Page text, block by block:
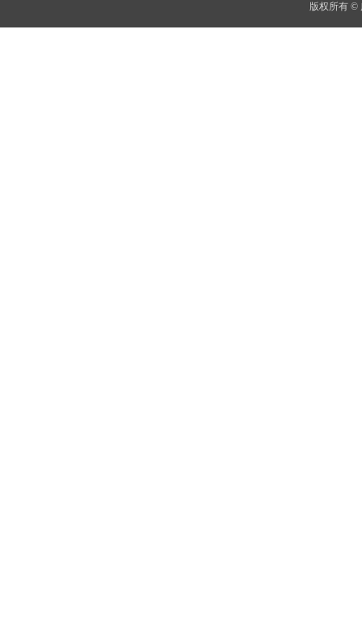
版权所有 ©